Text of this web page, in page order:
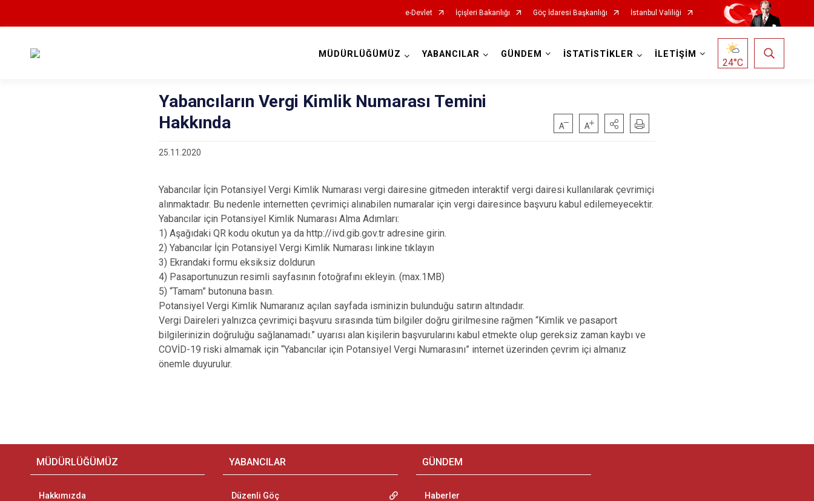
e-Devlet İçişleri Bakanlığı Göç İdaresi Başkanlığı İstanbul Valiliği
MÜDÜRLÜĞÜMÜZ YABANCILAR GÜNDEM İSTATİSTİKLER İLETİŞİM
24°C
Yabancıların Vergi Kimlik Numarası Temini
Hakkında
25.11.2020
Yabancılar İçin Potansiyel Vergi Kimlik Numarası vergi dairesine gitmeden interaktif vergi dairesi kullanılarak çevrimiçi
alınmaktadır. Bu nedenle internetten çevrimiçi alınabilen numaralar için vergi dairesince başvuru kabul edilemeyecektir.
Yabancılar için Potansiyel Kimlik Numarası Alma Adımları:
1) Aşağıdaki QR kodu okutun ya da http://ivd.gib.gov.tr adresine girin.
2) Yabancılar İçin Potansiyel Vergi Kimlik Numarası linkine tıklayın
3) Ekrandaki formu eksiksiz doldurun
4) Pasaportunuzun resimli sayfasının fotoğrafını ekleyin. (max.1MB)
5) “Tamam” butonuna basın.
Potansiyel Vergi Kimlik Numaranız açılan sayfada isminizin bulunduğu satırın altındadır.
Vergi Daireleri yalnızca çevrimiçi başvuru sırasında tüm bilgiler doğru girilmesine rağmen “Kimlik ve pasaport
bilgilerinizin doğruluğu sağlanamadı.” uyarısı alan kişilerin başvurularını kabul etmekte olup gereksiz zaman kaybı ve
COVİD-19 riski almamak için “Yabancılar için Potansiyel Vergi Numarasını” internet üzerinden çevrim içi almanız
önemle duyurulur.
MÜDÜRLÜĞÜMÜZ
Hakkımızda
YABANCILAR
Düzenli Göç
GÜNDEM
Haberler